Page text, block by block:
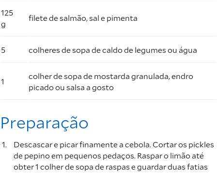
125
g
filete de salmão, sal e pimenta
5 colheres de sopa de caldo de legumes ou água
1
colher de sopa de mostarda granulada, endro
picado ou salsa a gosto
Preparação
Descascar e picar finamente a cebola. Cortar os pickles
de pepino em pequenos pedaços. Raspar o limão até
obter 1 colher de sopa de raspas e guardar duas fatias